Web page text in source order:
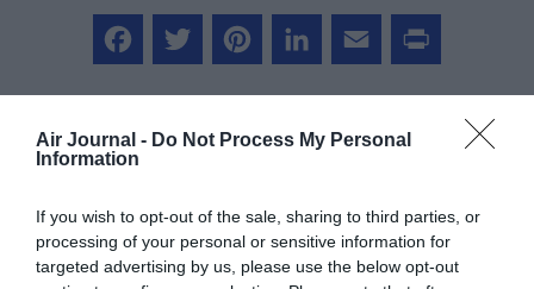
Air Journal - Do Not Process My Personal
Information
If you wish to opt-out of the sale, sharing to third parties, or
processing of your personal or sensitive information for
targeted advertising by us, please use the below opt-out
FacebookTwitterPinterestLinkedInEmail Print
LAISSER UN COMMENTAIRE